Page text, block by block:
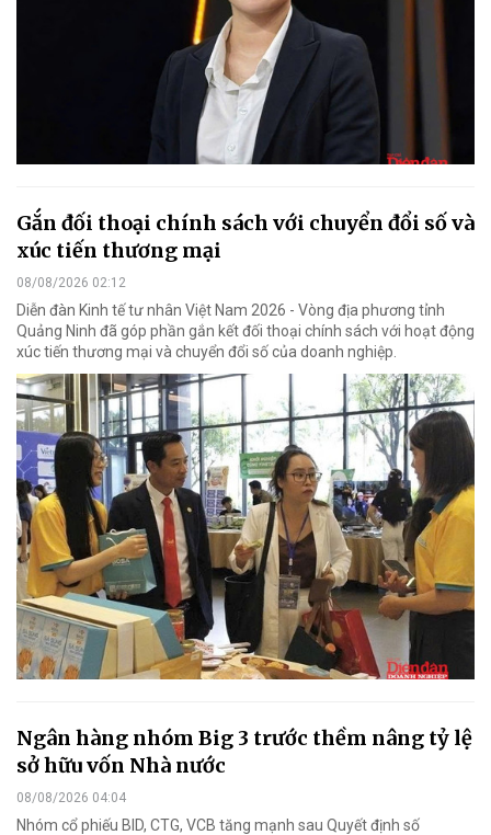
Gắn đối thoại chính sách với chuyển đổi số và
xúc tiến thương mại
08/08/2026 02:12
Diễn đàn Kinh tế tư nhân Việt Nam 2026 - Vòng địa phương tỉnh
Quảng Ninh đã góp phần gắn kết đối thoại chính sách với hoạt động
xúc tiến thương mại và chuyển đổi số của doanh nghiệp.
Ngân hàng nhóm Big 3 trước thềm nâng tỷ lệ
sở hữu vốn Nhà nước
08/08/2026 04:04
Nhóm cổ phiếu BID, CTG, VCB tăng mạnh sau Quyết định số